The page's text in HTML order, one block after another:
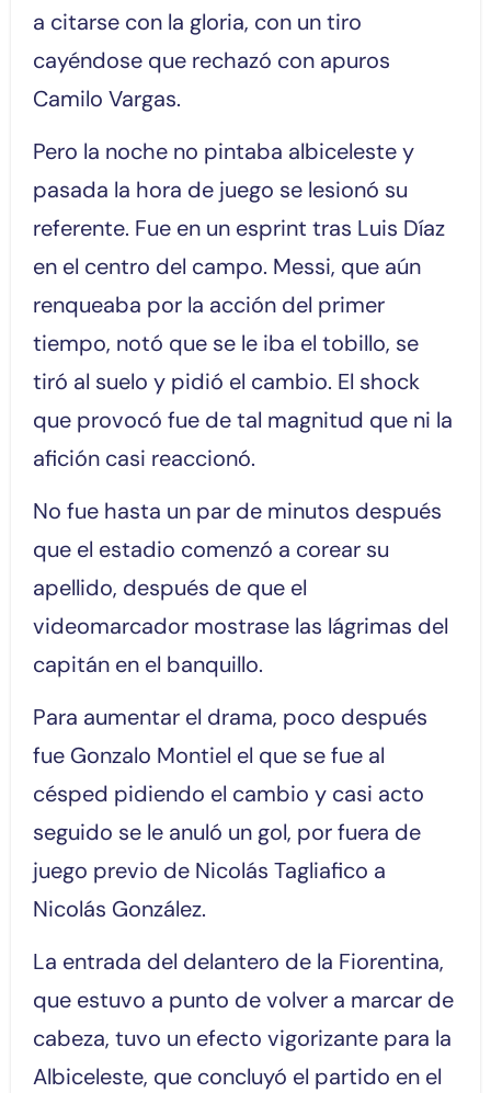
a citarse con la gloria, con un tiro
cayéndose que rechazó con apuros
Camilo Vargas.
Pero la noche no pintaba albiceleste y
pasada la hora de juego se lesionó su
referente. Fue en un esprint tras Luis Díaz
en el centro del campo. Messi, que aún
renqueaba por la acción del primer
tiempo, notó que se le iba el tobillo, se
tiró al suelo y pidió el cambio. El shock
que provocó fue de tal magnitud que ni la
afición casi reaccionó.
No fue hasta un par de minutos después
que el estadio comenzó a corear su
apellido, después de que el
videomarcador mostrase las lágrimas del
capitán en el banquillo.
Para aumentar el drama, poco después
fue Gonzalo Montiel el que se fue al
césped pidiendo el cambio y casi acto
seguido se le anuló un gol, por fuera de
juego previo de Nicolás Tagliafico a
Nicolás González.
La entrada del delantero de la Fiorentina,
que estuvo a punto de volver a marcar de
cabeza, tuvo un efecto vigorizante para la
Albiceleste, que concluyó el partido en el